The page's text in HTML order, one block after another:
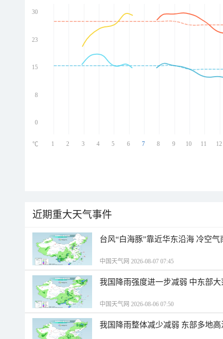
30
23
15
8
0
1 2 3 4 5 6 7 8 9 10 11 12
℃
近期重大天气事件
台风“白海豚”靠近华东沿海 冷空
中国天气网 2026-08-07 07:45
我国降雨强度进一步减弱 中东部
中国天气网 2026-08-06 07:50
我国降雨整体减少减弱 东部多地